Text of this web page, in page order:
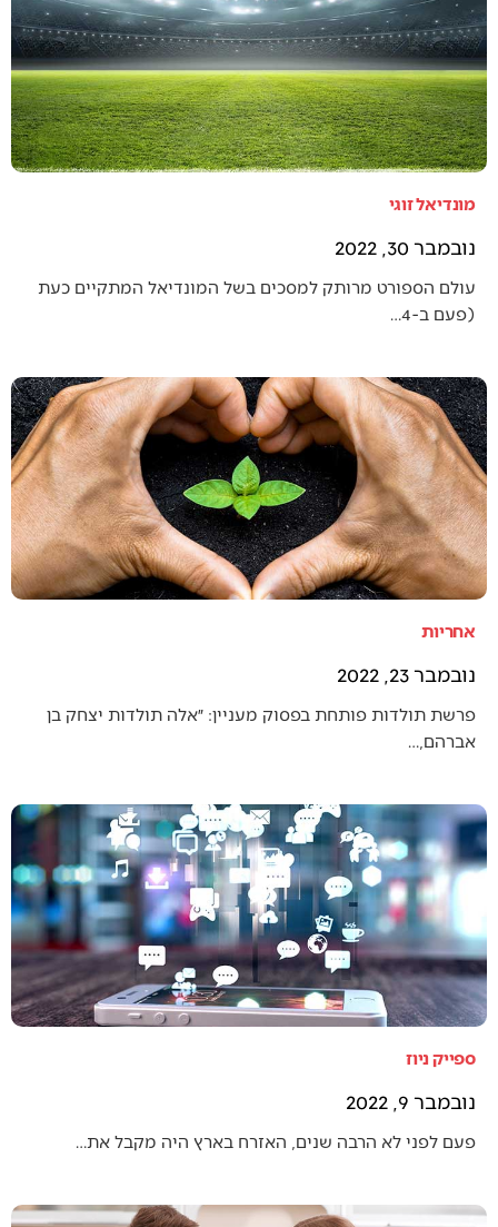
מונדיאל זוגי
נובמבר 30, 2022
עולם הספורט מרותק למסכים בשל המונדיאל המתקיים כעת
(פעם ב-4…
אחריות
נובמבר 23, 2022
פרשת תולדות פותחת בפסוק מעניין: ״אלה תולדות יצחק בן
אברהם,…
ספייק ניוז
נובמבר 9, 2022
פעם לפני לא הרבה שנים, האזרח בארץ היה מקבל את…